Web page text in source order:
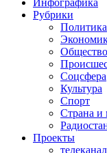
Инфографика
Рубрики
Политика
Общество
Соцсфера
Культура
Спорт
Страна и
Проекты